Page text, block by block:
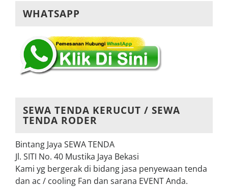
WHATSAPP
SEWA TENDA KERUCUT / SEWA
TENDA RODER
Bintang Jaya SEWA TENDA
Jl. SITI No. 40 Mustika Jaya Bekasi
Kami yg bergerak di bidang jasa penyewaan tenda
dan ac / cooling Fan dan sarana EVENT Anda.